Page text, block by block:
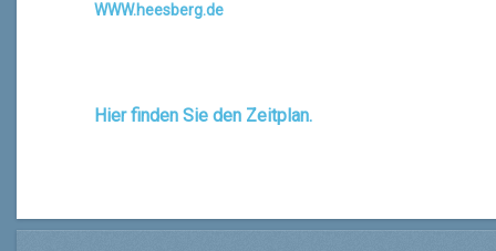
WWW.heesberg.de
Hier finden Sie den Zeitplan.